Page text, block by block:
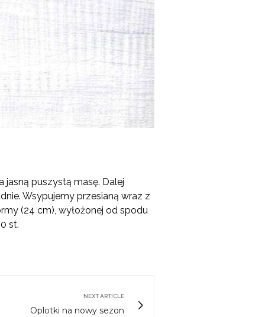
jasną puszystą masę. Dalej
Wsypujemy przesianą wraz z
(24 cm), wyłożonej od spodu
st.
NEXT ARTICLE
Oplotki na nowy sezon